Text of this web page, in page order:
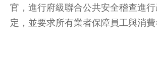
官，進行府級聯合公共安全稽查進
定，並要求所有業者保障員工與消費